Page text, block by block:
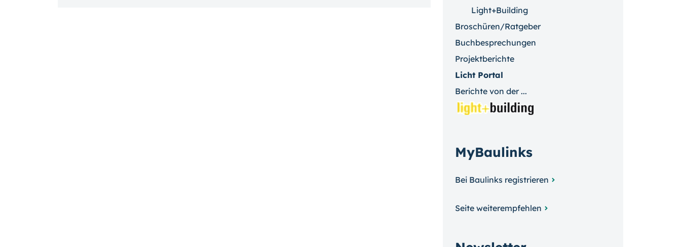
Light+Building
Broschüren/Ratgeber
Buchbesprechungen
Projektberichte
Licht Portal
Berichte von der ...
MyBaulinks
Bei Baulinks registrieren
Seite weiterempfehlen